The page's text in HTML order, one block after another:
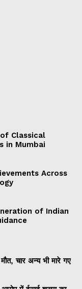
of Classical
in Mumbai
Across
of Indian
चार अन्य भी मारे गए